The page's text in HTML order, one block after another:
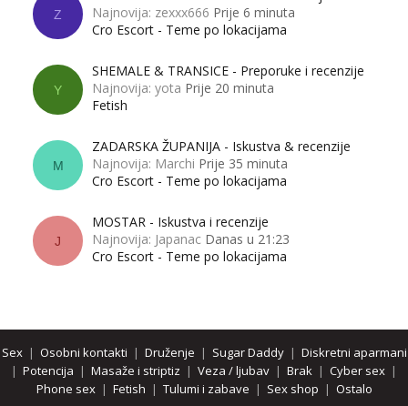
Z
Najnovija: zexxx666 Prije 6 minuta
Cro Escort - Teme po lokacijama
Y
SHEMALE & TRANSICE - Preporuke i recenzije
Najnovija: yota Prije 20 minuta
Fetish
M
ZADARSKA ŽUPANIJA - Iskustva & recenzije
Najnovija: Marchi Prije 35 minuta
Cro Escort - Teme po lokacijama
J
MOSTAR - Iskustva i recenzije
Najnovija: Japanac Danas u 21:23
Cro Escort - Teme po lokacijama
Sex| Osobni kontakti | Druženje | Sugar Daddy| Diskretni aparmani
| Potencija | Masaže i striptiz | Veza / ljubav | Brak | Cyber sex |
Phone sex| Fetish | Tulumi i zabave | Sex shop | Ostalo